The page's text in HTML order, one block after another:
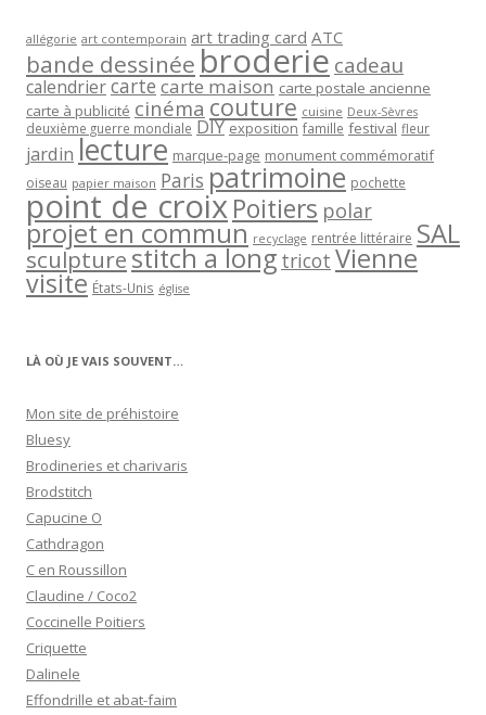
allégorie art contemporain art trading card ATC
bande dessinée broderie cadeau
calendriercartecarte maison carte postale ancienne
carte à publicité cinéma couture cuisine Deux-Sèvres
deuxième guerre mondiale DIY exposition famille festival fleur
jardin lecture marque-page monument commémoratif
oiseau papier maison Paris patrimoine pochette
point de croixPoitiers polar
projet en commun recyclage rentrée littéraire SAL
sculpturestitch a long tricot Vienne
visite États-Unis église
LÀ OÙ JE VAIS SOUVENT…
Mon site de préhistoire
Bluesy
Brodineries et charivaris
Brodstitch
Capucine O
Cathdragon
C en Roussillon
Claudine / Coco2
Coccinelle Poitiers
Criquette
Dalinele
Effondrille et abat-faim